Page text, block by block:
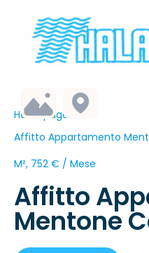
Homepage
Affitto Appartamento
M², 752 € / Mese
Affitto
Mentone